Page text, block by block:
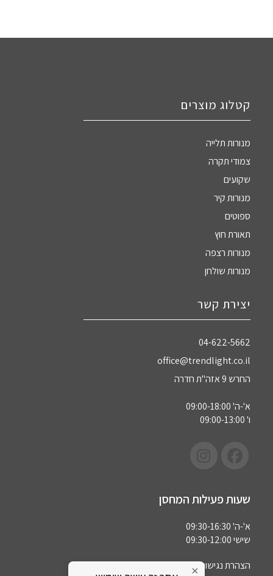
קטלוג מוצרים
מנורות תלייה
צמודי תקרה
שקועים
מנורות קיר
ספוטים
תאורת חוץ
מנורות רצפה
מנורות שולחן
יצירת קשר
04-622-5662‏
office@trendlight.co.il
החרש 9 אזה"ת חדרה
א'-ה' 09:00-18:00
ו' 09:00-13:00
שעות פעילות המחסן
א'-ה' 09:30-16:30
שישי 09:30-12:00
הצהרת נגישות×